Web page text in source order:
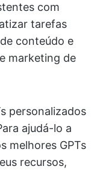
com
tarefas
conteúdo e
marketing de
personalizados
ajudá-lo a
melhores GPTs
recursos,